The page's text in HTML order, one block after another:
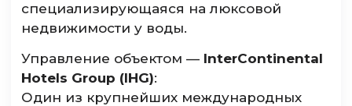
специализирующаяся на люксовой
недвижимости у воды.
Управление объектом — InterContinental
Hotels Group (IHG):
Один из крупнейших международных